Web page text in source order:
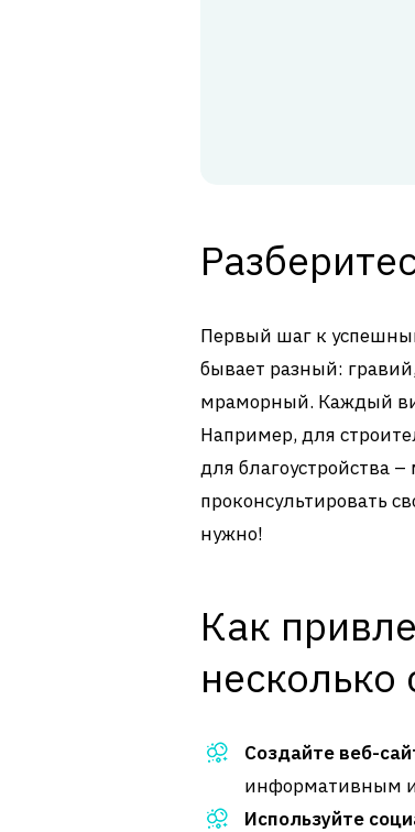
Первый шаг к
бывает разный:
мраморный. Каждый
Например, для
для благоустройства
проконсультировать
нужно!
Как
несколько
Создайте веб-
информативным
Используйте